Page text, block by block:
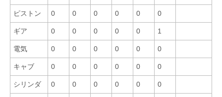
ピストン 0 0 0 0 0 0
ギア 0 0 0 0 0 1
電気 0 0 0 0 0 0
キャブ 0 0 0 0 0 0
シリンダ 0 0 0 0 0 0